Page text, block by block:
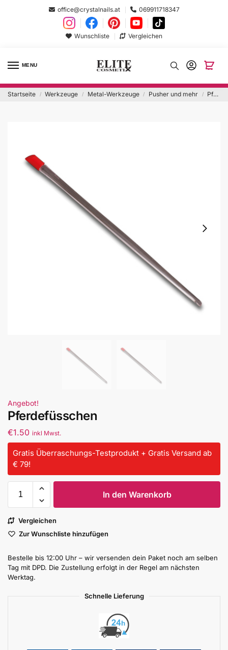
office@crystalnails.at 069911718347
Wunschliste Vergleichen
MENU
Startseite / Werkzeuge / Metal-Werkzeuge / Pusher und mehr / Pferdefüsschen
Angebot!
Pferdefüsschen
€1.50 inkl Mwst.
Gratis Überraschungs-Testprodukt + Gratis Versand ab
€ 79!
In den Warenkorb
Vergleichen
Zur Wunschliste hinzufügen
Bestelle bis 12:00 Uhr – wir versenden dein Paket noch am selben
Tag mit DPD. Die Zustellung erfolgt in der Regel am nächsten
Werktag.
Schnelle Lieferung